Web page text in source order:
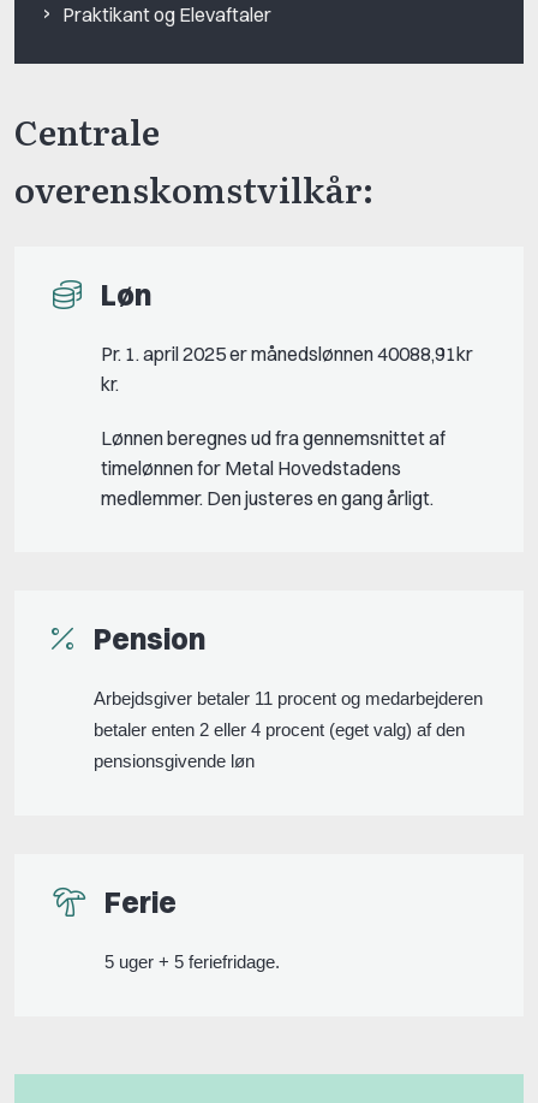
Praktikant og Elevaftaler
Centrale
overenskomstvilkår:
Løn
Pr. 1. april 2025 er månedslønnen 40088,91kr
kr.
Lønnen beregnes ud fra gennemsnittet af
timelønnen for Metal Hovedstadens
medlemmer. Den justeres en gang årligt.
Pension
Arbejdsgiver betaler 11 procent og medarbejderen
betaler enten 2 eller 4 procent (eget valg) af den
pensionsgivende løn
Ferie
5 uger + 5 feriefridage.